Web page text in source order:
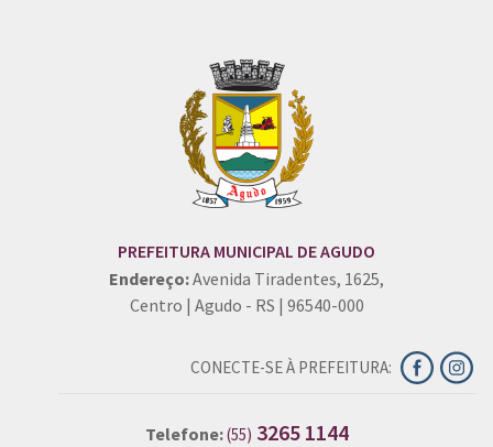
PREFEITURA MUNICIPAL DE AGUDO
Endereço:Avenida Tiradentes, 1625,
Centro | Agudo - RS | 96540-000
CONECTE-SE À PREFEITURA:
Telefone:(55) 3265 1144